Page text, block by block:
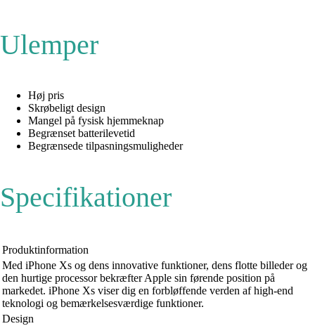
Ulemper
Høj pris
Skrøbeligt design
Mangel på fysisk hjemmeknap
Begrænset batterilevetid
Begrænsede tilpasningsmuligheder
Specifikationer
Produktinformation
Med iPhone Xs og dens innovative funktioner, dens flotte billeder og
den hurtige processor bekræfter Apple sin førende position på
markedet. iPhone Xs viser dig en forbløffende verden af high-end
teknologi og bemærkelsesværdige funktioner.
Design